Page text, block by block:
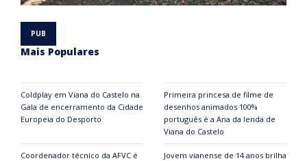
Mais Populares
Coldplay em Viana do Castelo na
Gala de encerramento da Cidade
Europeia do Desporto
Primeira princesa de filme de
desenhos animados 100%
português é a Ana da lenda de
Viana do Castelo
Coordenador técnico da AFVC é
Jovem vianense de 14 anos brilha